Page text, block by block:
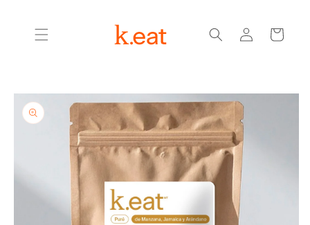
al contenido
sesión
Carrito
directamente
a la
información
del producto